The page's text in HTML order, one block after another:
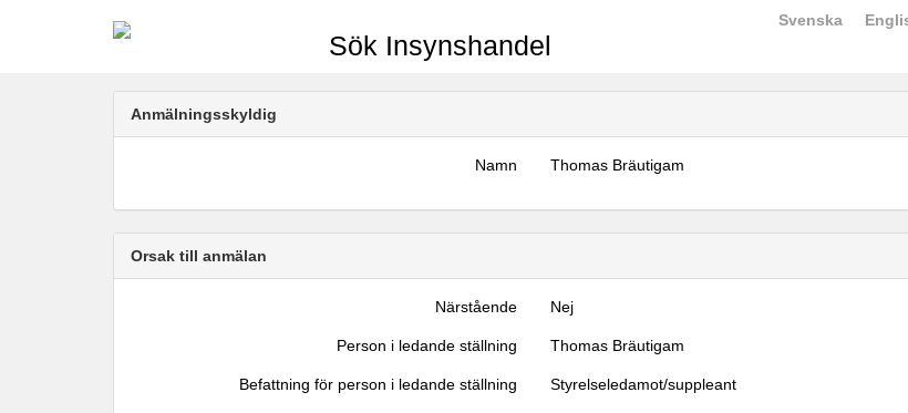
Sök Insynshandel
Svenska
Anmälningsskyldig
Namn Thomas Bräutigam
Orsak till anmälan
Närstående Nej
Person i ledande ställning Thomas Bräutigam
Befattning för person i ledande ställning Styrelseledamot/suppleant